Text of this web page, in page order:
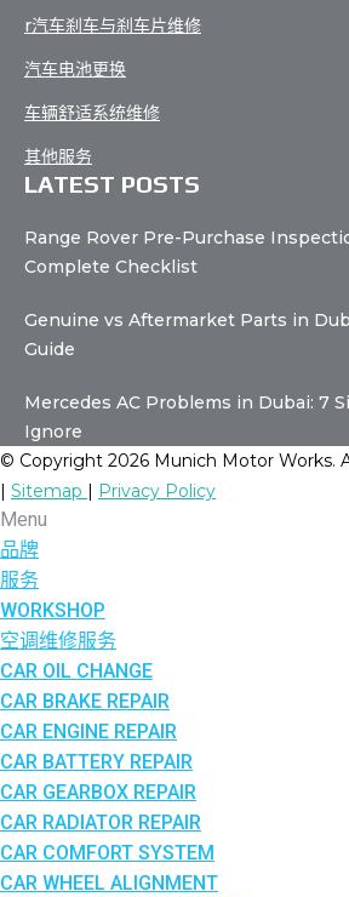
r汽车刹车与刹车片维修
汽车电池更换
车辆舒适系统维修
其他服务
LATEST POSTS
Range Rover Pre-Purchase
Complete Checklist
Genuine vs Aftermarket Parts in
Guide
Mercedes AC Problems in Dubai: 7
Ignore
© Copyright 2026 Munich Motor Works.
Sitemap Privacy Policy
Menu
品牌
服务
WORKSHOP
空调维修服务
CAR OIL CHANGE
CAR BRAKE REPAIR
CAR ENGINE REPAIR
CAR BATTERY REPAIR
CAR GEARBOX REPAIR
CAR RADIATOR REPAIR
CAR COMFORT SYSTEM
CAR WHEEL ALIGNMENT